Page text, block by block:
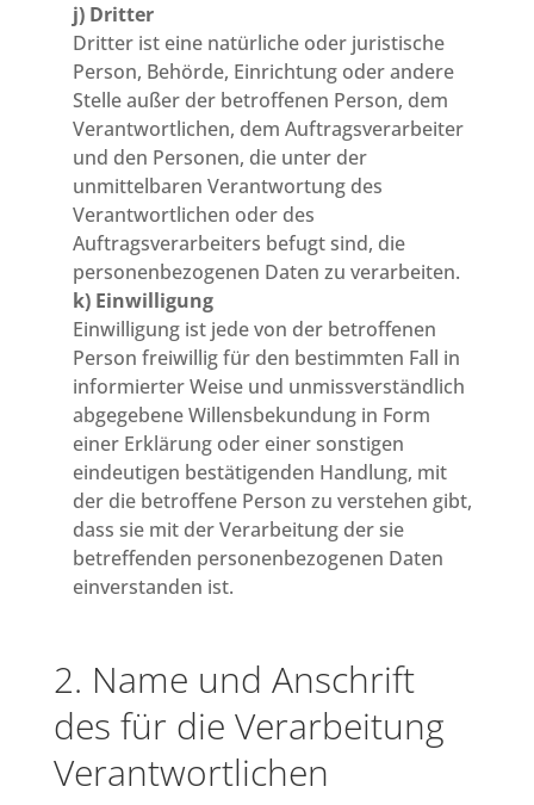
j) Dritter
Dritter ist eine natürliche oder juristische
Person, Behörde, Einrichtung oder andere
Stelle außer der betroffenen Person, dem
Verantwortlichen, dem Auftragsverarbeiter
und den Personen, die unter der
unmittelbaren Verantwortung des
Verantwortlichen oder des
Auftragsverarbeiters befugt sind, die
personenbezogenen Daten zu verarbeiten.
k) Einwilligung
Einwilligung ist jede von der betroffenen
Person freiwillig für den bestimmten Fall in
informierter Weise und unmissverständlich
abgegebene Willensbekundung in Form
einer Erklärung oder einer sonstigen
eindeutigen bestätigenden Handlung, mit
der die betroffene Person zu verstehen gibt,
dass sie mit der Verarbeitung der sie
betreffenden personenbezogenen Daten
einverstanden ist.
2. Name und Anschrift
des für die Verarbeitung
Verantwortlichen